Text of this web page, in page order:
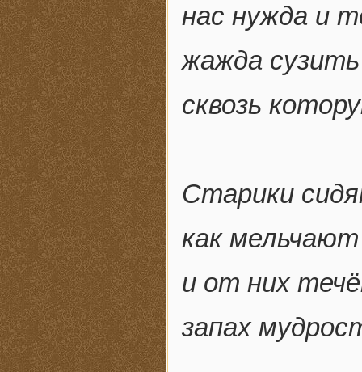
нас нужда и
жажда
сквозь
Старики
как
и от них
запах